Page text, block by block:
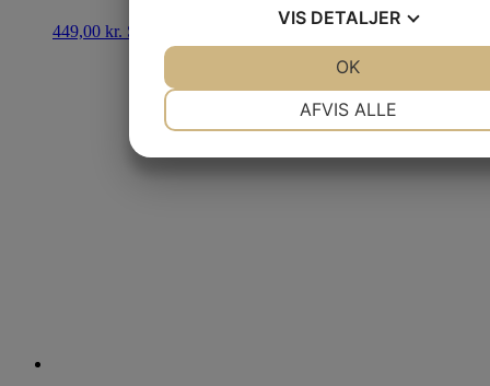
449,00 kr. Se mere
VIS DETALJER
AFVIS ALLE
OK